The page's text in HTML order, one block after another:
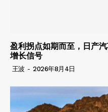
盈利拐点如期而至，日产
增长信号
王波 - 2026年8月4日